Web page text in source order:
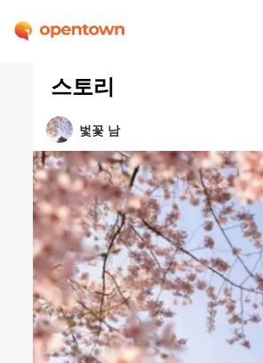
스토리
벛꽃 남